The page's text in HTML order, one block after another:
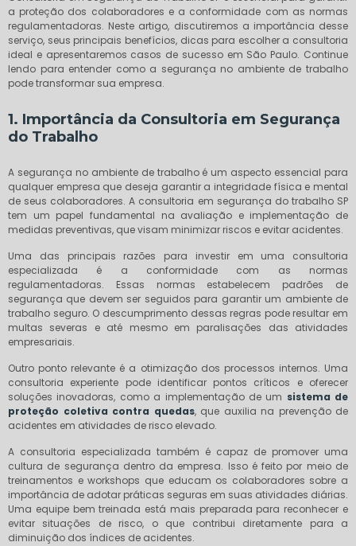
a proteção dos colaboradores e a conformidade com as normas
regulamentadoras. Neste artigo, discutiremos a importância desse
serviço, seus principais benefícios, dicas para escolher a consultoria
ideal e apresentaremos casos de sucesso em São Paulo. Continue
lendo para entender como a segurança no ambiente de trabalho
pode transformar sua empresa.
1. Importância da Consultoria em Segurança
do Trabalho
A segurança no ambiente de trabalho é um aspecto essencial para
qualquer empresa que deseja garantir a integridade física e mental
de seus colaboradores. A consultoria em segurança do trabalho SP
tem um papel fundamental na avaliação e implementação de
medidas preventivas, que visam minimizar riscos e evitar acidentes.
Uma das principais razões para investir em uma consultoria
especializada é a conformidade com as normas
regulamentadoras. Essas normas estabelecem padrões de
segurança que devem ser seguidos para garantir um ambiente de
trabalho seguro. O descumprimento dessas regras pode resultar em
multas severas e até mesmo em paralisações das atividades
empresariais.
Outro ponto relevante é a otimização dos processos internos. Uma
consultoria experiente pode identificar pontos críticos e oferecer
soluções inovadoras, como a implementação de um sistema de
proteção coletiva contra quedas, que auxilia na prevenção de
acidentes em atividades de risco elevado.
A consultoria especializada também é capaz de promover uma
cultura de segurança dentro da empresa. Isso é feito por meio de
treinamentos e workshops que educam os colaboradores sobre a
importância de adotar práticas seguras em suas atividades diárias.
Uma equipe bem treinada está mais preparada para reconhecer e
evitar situações de risco, o que contribui diretamente para a
diminuição dos índices de acidentes.